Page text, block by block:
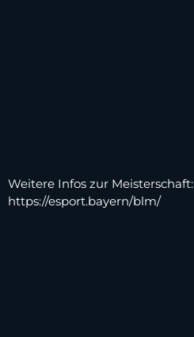
Weitere Infos zur Meisterschaft:
https://esport.bayern/blm/